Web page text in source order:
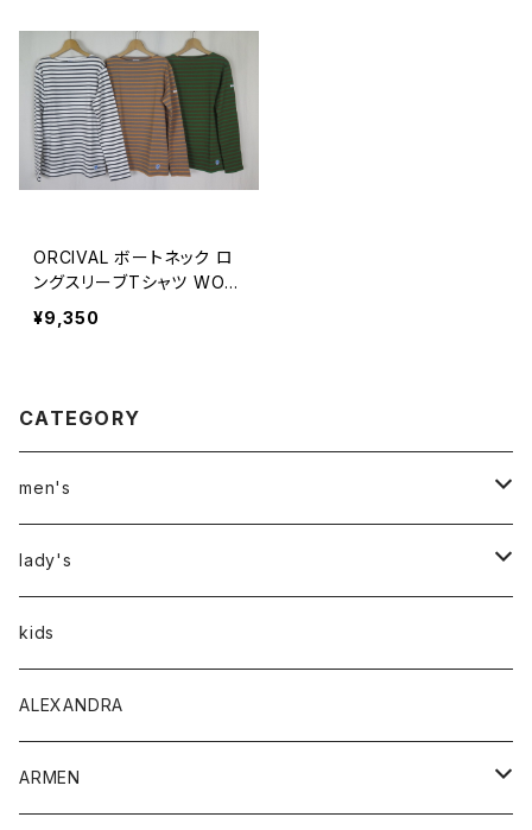
ORCIVAL ボートネック ロ
ングスリーブTシャツ WOM
EN
¥9,350
CATEGORY
men's
アウター
トップス
Tシャツ
シャツ
ボトムス
lady's
アウター
トップス
Tシャツ・カットソー
ボトムス
kids
ALEXANDRA
ARMEN